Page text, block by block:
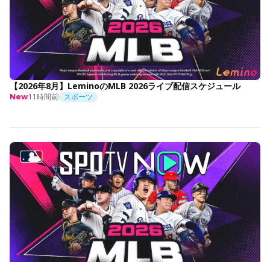
【2026年8月】LeminoのMLB 2026ライブ配信スケジュール
New11時間前 スポーツ